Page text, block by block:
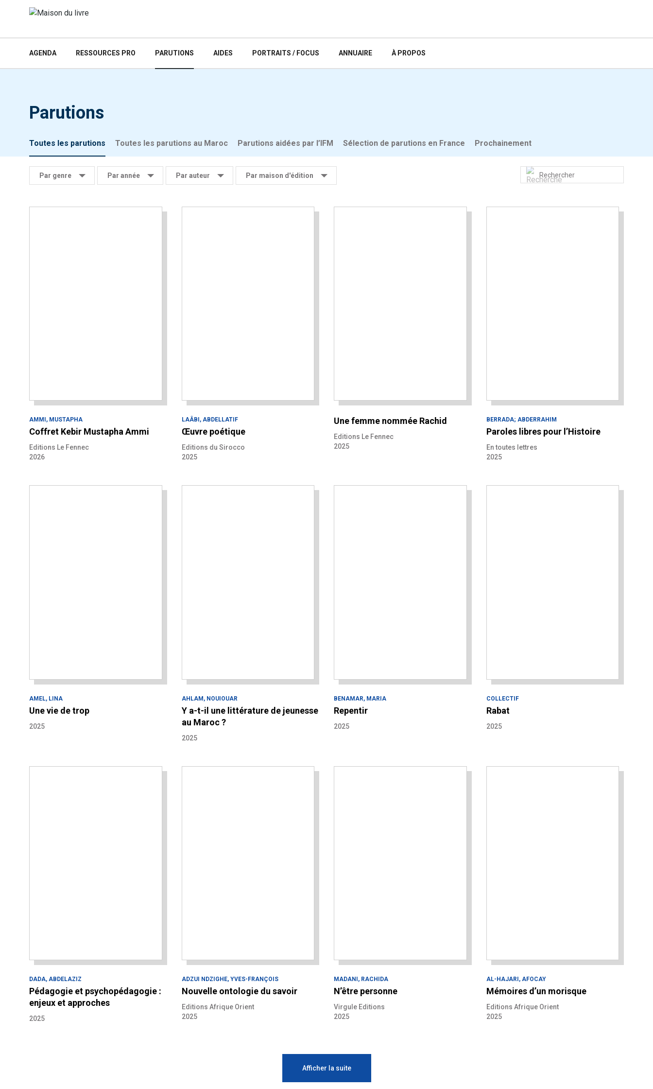
AGENDA RESSOURCES PRO PARUTIONS AIDES PORTRAITS / FOCUS ANNUAIRE À PROPOS
Parutions
Toutes les parutions Toutes les parutions au Maroc Parutions aidées par l’IFM Sélection de parutions en France Prochainement
Par genre Par année Par auteur Par maison d'édition
AMMI, MUSTAPHA
Coffret Kebir Mustapha Ammi
Editions Le Fennec
2026
LAÂBI, ABDELLATIF
Œuvre poétique
Editions du Sirocco
2025
Une femme nommée Rachid
Editions Le Fennec
2025
BERRADA; ABDERRAHIM
Paroles libres pour l’Histoire
En toutes lettres
2025
AMEL, LINA
Une vie de trop
2025
AHLAM, NOUIOUAR
Y a-t-il une littérature de jeunesse
au Maroc ?
2025
BENAMAR, MARIA
Repentir
2025
COLLECTIF
Rabat
2025
DADA, ABDELAZIZ
Pédagogie et psychopédagogie :
enjeux et approches
2025
ADZUI NDZIGHE, YVES-FRANÇOIS
Nouvelle ontologie du savoir
Editions Afrique Orient
2025
MADANI, RACHIDA
N’être personne
Virgule Editions
2025
AL-HAJARI, AFOCAY
Mémoires d’un morisque
Editions Afrique Orient
2025
Afficher la suite